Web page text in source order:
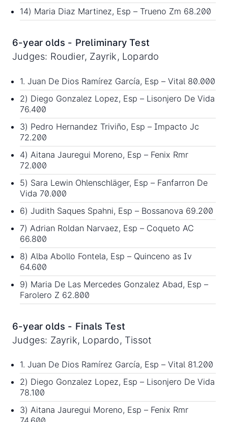
14) Maria Diaz Martinez, Esp – Trueno Zm 68.200
6-year olds - Preliminary Test
Judges: Roudier, Zayrik, Lopardo
1. Juan De Dios Ramírez García, Esp – Vital 80.000
2) Diego Gonzalez Lopez, Esp – Lisonjero De Vida
76.400
3) Pedro Hernandez Triviño, Esp – Impacto Jc
72.200
4) Aitana Jauregui Moreno, Esp – Fenix Rmr
72.000
5) Sara Lewin Ohlenschläger, Esp – Fanfarron De
Vida 70.000
6) Judith Saques Spahni, Esp – Bossanova 69.200
7) Adrian Roldan Narvaez, Esp – Coqueto AC
66.800
8) Alba Abollo Fontela, Esp – Quinceno as Iv
64.600
9) Maria De Las Mercedes Gonzalez Abad, Esp –
Farolero Z 62.800
6-year olds - Finals Test
Judges: Zayrik, Lopardo, Tissot
1. Juan De Dios Ramírez García, Esp – Vital 81.200
2) Diego Gonzalez Lopez, Esp – Lisonjero De Vida
78.100
3) Aitana Jauregui Moreno, Esp – Fenix Rmr